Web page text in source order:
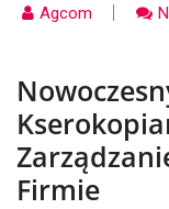
Agcom
Firmie